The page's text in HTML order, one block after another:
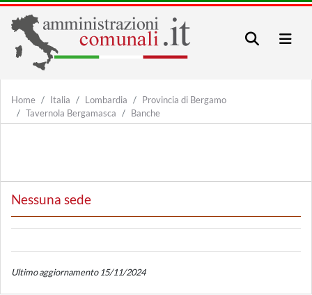
Home Italia Lombardia
Provincia di Bergamo
Tavernola Bergamasca
Banche
Nessuna sede
Ultimo aggiornamento 15/11/2024